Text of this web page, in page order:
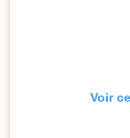
Voir